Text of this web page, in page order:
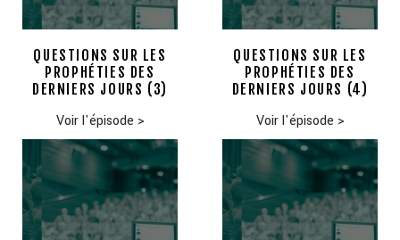
QUESTIONS SUR LES
PROPHÉTIES DES
DERNIERS JOURS (3)
Voir l'épisode >
QUESTIONS SUR LES
PROPHÉTIES DES
DERNIERS JOURS (4)
Voir l'épisode >